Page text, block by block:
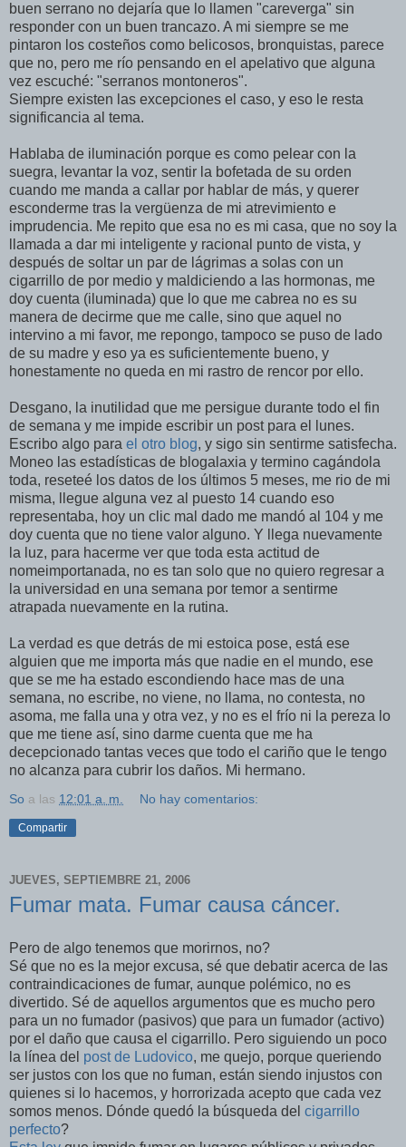
buen serrano no dejaría que lo llamen "careverga" sin
responder con un buen trancazo. A mi siempre se me
pintaron los costeños como belicosos, bronquistas, parece
que no, pero me río pensando en el apelativo que alguna
vez escuché: "serranos montoneros".
Siempre existen las excepciones el caso, y eso le resta
significancia al tema.
Hablaba de iluminación porque es como pelear con la
suegra, levantar la voz, sentir la bofetada de su orden
cuando me manda a callar por hablar de más, y querer
esconderme tras la vergüenza de mi atrevimiento e
imprudencia. Me repito que esa no es mi casa, que no soy la
llamada a dar mi inteligente y racional punto de vista, y
después de soltar un par de lágrimas a solas con un
cigarrillo de por medio y maldiciendo a las hormonas, me
doy cuenta (iluminada) que lo que me cabrea no es su
manera de decirme que me calle, sino que aquel no
intervino a mi favor, me repongo, tampoco se puso de lado
de su madre y eso ya es suficientemente bueno, y
honestamente no queda en mi rastro de rencor por ello.
Desgano, la inutilidad que me persigue durante todo el fin
de semana y me impide escribir un post para el lunes.
Escribo algo para el otro blog, y sigo sin sentirme satisfecha.
Moneo las estadísticas de blogalaxia y termino cagándola
toda, reseteé los datos de los últimos 5 meses, me rio de mi
misma, llegue alguna vez al puesto 14 cuando eso
representaba, hoy un clic mal dado me mandó al 104 y me
doy cuenta que no tiene valor alguno. Y llega nuevamente
la luz, para hacerme ver que toda esta actitud de
nomeimportanada, no es tan solo que no quiero regresar a
la universidad en una semana por temor a sentirme
atrapada nuevamente en la rutina.
La verdad es que detrás de mi estoica pose, está ese
alguien que me importa más que nadie en el mundo, ese
que se me ha estado escondiendo hace mas de una
semana, no escribe, no viene, no llama, no contesta, no
asoma, me falla una y otra vez, y no es el frío ni la pereza lo
que me tiene así, sino darme cuenta que me ha
decepcionado tantas veces que todo el cariño que le tengo
no alcanza para cubrir los daños. Mi hermano.
So a las 12:01 a. m. No hay comentarios:
Compartir
JUEVES, SEPTIEMBRE 21, 2006
Fumar mata. Fumar causa cáncer.
Pero de algo tenemos que morirnos, no?
Sé que no es la mejor excusa, sé que debatir acerca de las
contraindicaciones de fumar, aunque polémico, no es
divertido. Sé de aquellos argumentos que es mucho pero
para un no fumador (pasivos) que para un fumador (activo)
por el daño que causa el cigarrillo. Pero siguiendo un poco
la línea del post de Ludovico, me quejo, porque queriendo
ser justos con los que no fuman, están siendo injustos con
quienes si lo hacemos, y horrorizada acepto que cada vez
somos menos. Dónde quedó la búsqueda del cigarrillo
perfecto?